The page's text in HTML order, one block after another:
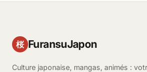
桜 FuransuJapon
Culture japonaise, mangas, animés :